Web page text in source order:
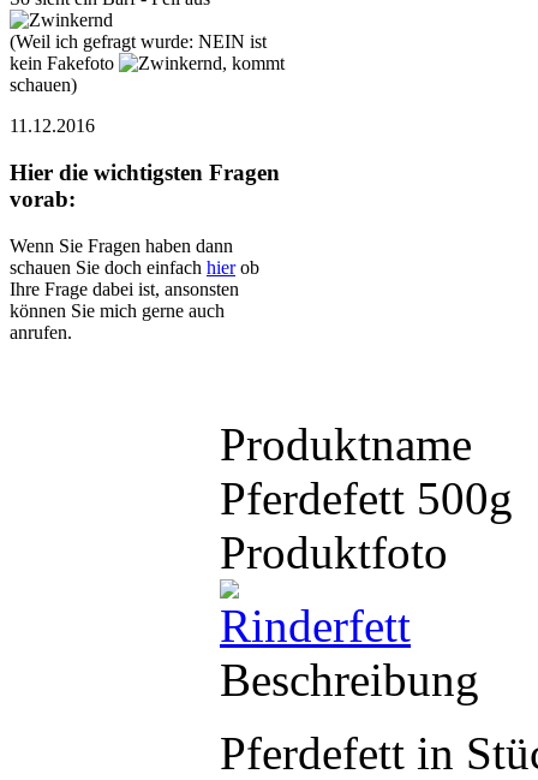
(Weil ich gefragt wurde: NEIN ist
kein Fakefoto
, kommt
schauen)
11.12.2016
Hier die wichtigsten Fragen
vorab:
Wenn Sie Fragen haben dann
schauen Sie doch einfach hierob
Ihre Frage dabei ist, ansonsten
können Sie mich gerne auch
anrufen.
Produktname
Pferdefett 500g
Produktfoto
Beschreibung
Pferdefett in